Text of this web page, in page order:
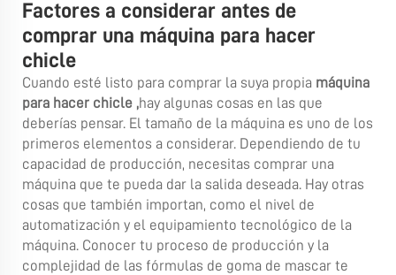
Factores a considerar antes de
comprar una máquina para hacer
chicle
Cuando esté listo para comprar la suya propia máquina
para hacer chicle ,hay algunas cosas en las que
deberías pensar. El tamaño de la máquina es uno de los
primeros elementos a considerar. Dependiendo de tu
capacidad de producción, necesitas comprar una
máquina que te pueda dar la salida deseada. Hay otras
cosas que también importan, como el nivel de
automatización y el equipamiento tecnológico de la
máquina. Conocer tu proceso de producción y la
complejidad de las fórmulas de goma de mascar te